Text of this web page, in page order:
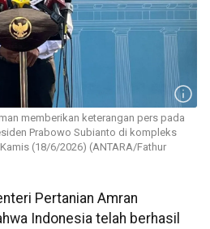
memberikan keterangan pers pada
Prabowo Subianto di kompleks
(18/6/2026) (ANTARA/Fathur
Pertanian Amran
Indonesia telah berhasil